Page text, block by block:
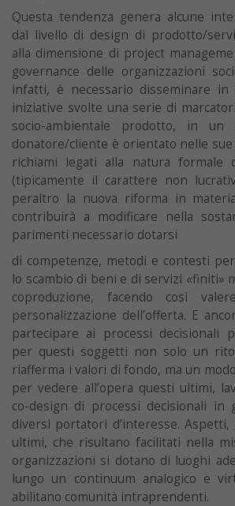
Questa tendenza genera alcune
dal livello di design di prodotto/
alla dimensione di project
governance delle organizzazioni
infatti, è necessario disseminare
iniziative svolte una serie di
socio-ambientale prodotto, in
donatore/cliente è orientato nelle
richiami legati alla natura formale
(tipicamente il carattere non
peraltro la nuova riforma in
contribuirà a modificare nella
parimenti necessario dotarsi
di competenze, metodi e contesti
lo scambio di beni e di servizi «finiti»
coproduzione, facendo così
personalizzazione dell’offerta. E
partecipare ai processi decisionali
per questi soggetti non solo un
riafferma i valori di fondo, ma un
per vedere all’opera questi ultimi,
co-design di processi decisionali in
diversi portatori d’interesse.
ultimi, che risultano facilitati nella
organizzazioni si dotano di luoghi
lungo un continuum analogico e
abilitano comunità intraprendenti.